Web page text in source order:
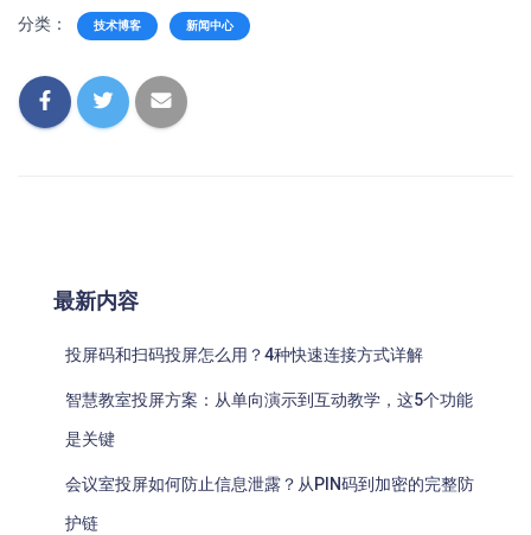
分类： 技术博客 新闻中心
最新内容
投屏码和扫码投屏怎么用？4种快速连接方式详解
智慧教室投屏方案：从单向演示到互动教学，这5个功能
是关键
会议室投屏如何防止信息泄露？从PIN码到加密的完整防
护链